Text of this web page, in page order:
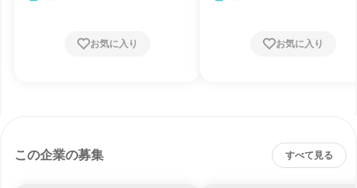
お気に入り お気に入り
この企業の募集 すべて見る